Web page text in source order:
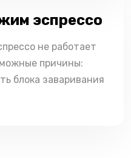
эспрессо
не работает
причины:
блока заваривания